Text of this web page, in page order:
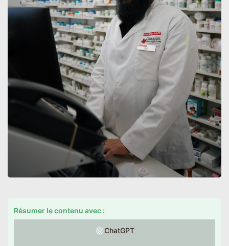
Résumer le contenu avec :
ChatGPT